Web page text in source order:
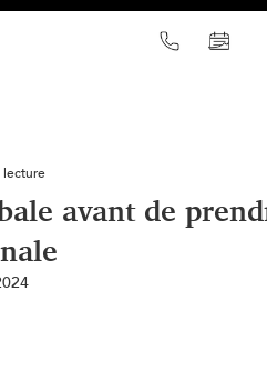
avant de
lecture